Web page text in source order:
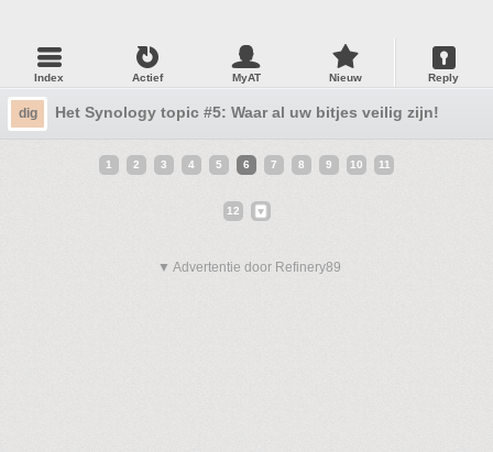
Index Actief MyAT Nieuw Reply
dig Het Synology topic #5: Waar al uw bitjes veilig zijn!
1 2 3 4 5 6 7 8 9 10 11
12
▼ Advertentie door Refinery89